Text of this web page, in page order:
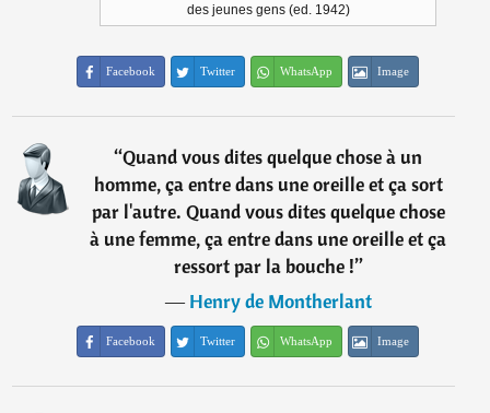
des jeunes gens (ed. 1942)
Facebook Twitter WhatsApp Image
“Quand vous dites quelque chose à un
homme, ça entre dans une oreille et ça sort
par l'autre. Quand vous dites quelque chose
à une femme, ça entre dans une oreille et ça
ressort par la bouche !”
―Henry de Montherlant
Facebook Twitter WhatsApp Image